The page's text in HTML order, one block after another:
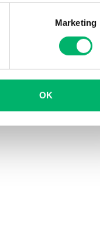
Marketing
OK